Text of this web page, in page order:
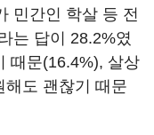
민간인 학살 등 전
는 답이 28.2%였
때문(16.4%), 살상
해도 괜찮기 때문